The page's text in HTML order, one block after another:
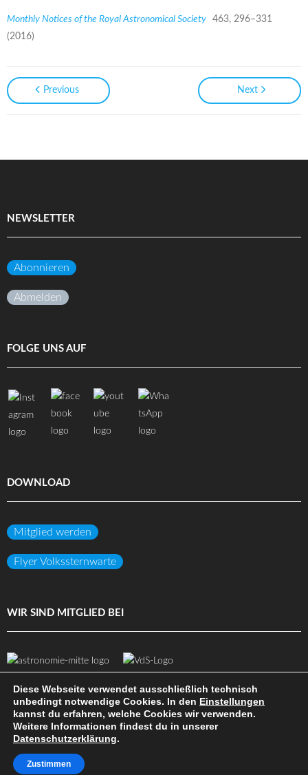
Monthly Notices of the Royal Astronomical Society
463, 296–331
(2016)
Previous Next
NEWSLETTER
Abonnieren
Abmelden
FOLGE UNS AUF
DOWNLOAD
Mitglied werden
Flyer Volkssternwarte
WIR SIND MITGLIED BEI
(c) Volkssternwarte Darmstadt e.V.
DATENSCHUTZ IMPRESSUM
Diese Webseite verwendet ausschließlich technisch
unbedingt notwendige Cookies. In den Einstellungen
kannst du erfahren, welche Cookies wir verwenden.
Weitere Informationen findest du in unserer
Datenschutzerklärung.
Zustimmen